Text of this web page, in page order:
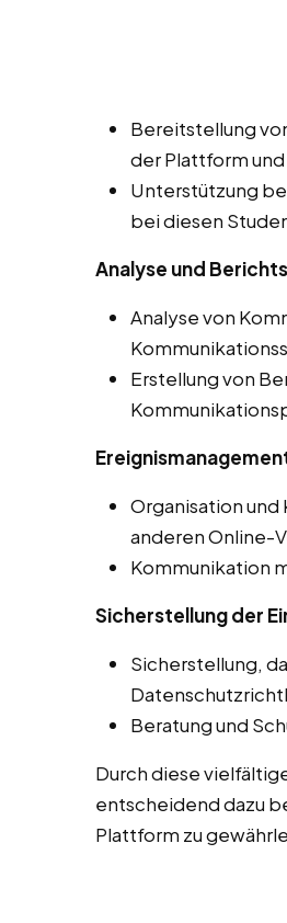
Bereitstellung
der Plattform
Unterstützung
bei diesen
Analyse und
Analyse von
Erstellung von
Organisation und
anderen Online-
Kommunikation
Sicherstellung der
Sicherstellung,
Beratung und
Durch diese
entscheidend dazu
Plattform zu